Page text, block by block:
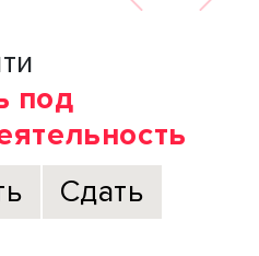
под
Сдать